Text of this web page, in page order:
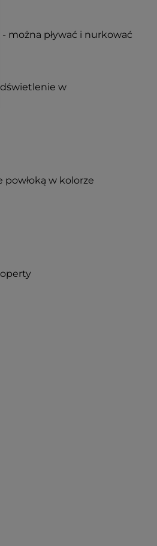
można pływać i nurkować
w
w kolorze